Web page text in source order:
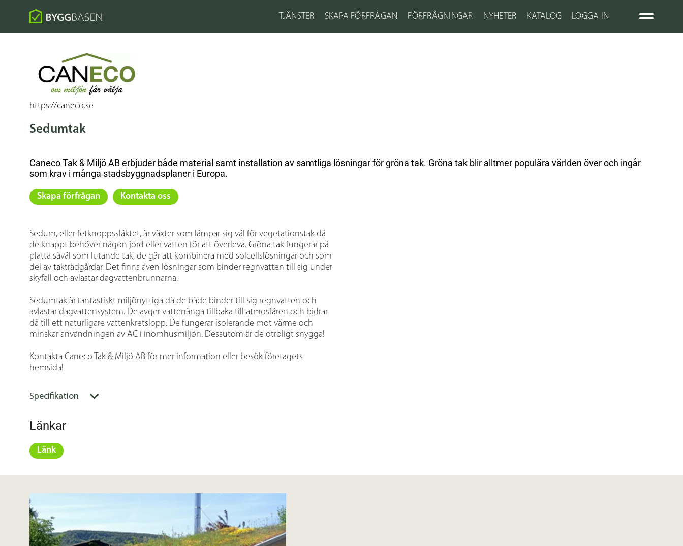
TJÄNSTER SKAPA FÖRFRÅGAN FÖRFRÅGNINGAR NYHETER KATALOG LOGGA IN
https://caneco.se
Sedumtak
Caneco Tak & Miljö AB erbjuder både material samt installation av samtliga lösningar för gröna tak. Gröna tak blir alltmer populära världen över och ingår
som krav i många stadsbyggnadsplaner i Europa.
Skapa förfrågan Kontakta oss
Sedum, eller fetknoppssläktet, är växter som lämpar sig väl för vegetationstak då
de knappt behöver någon jord eller vatten för att överleva. Gröna tak fungerar på
platta såväl som lutande tak, de går att kombinera med solcellslösningar och som
del av takträdgårdar. Det finns även lösningar som binder regnvatten till sig under
skyfall och avlastar dagvattenbrunnarna.
Sedumtak är fantastiskt miljönyttiga då de både binder till sig regnvatten och
avlastar dagvattensystem. De avger vattenånga tillbaka till atmosfären och bidrar
då till ett naturligare vattenkretslopp. De fungerar isolerande mot värme och
minskar användningen av AC i inomhusmiljön. Dessutom är de otroligt snygga!
Kontakta Caneco Tak & Miljö AB för mer information eller besök företagets
hemsida!
Specifikation
Länkar
Länk